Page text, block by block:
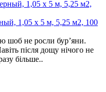
1,05 х 5 м, 5,25 м2, 100
шоб не росли бур’яни.
після дощу нічого не
більше..